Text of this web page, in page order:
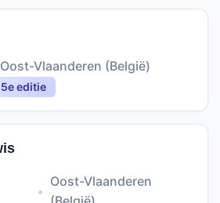
Oost-Vlaanderen (België)
5e editie
•
Oost-Vlaanderen